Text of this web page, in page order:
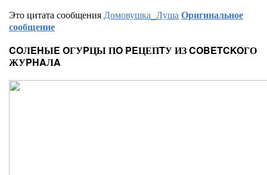
Это цитата сообщенияДомовушка_ЛушаОригинальное
сообщение
COЛEHЫE OГУPЦЫ ПO PEЦЕПTУ ИЗ COBETCKOГО
ЖУPHAЛA